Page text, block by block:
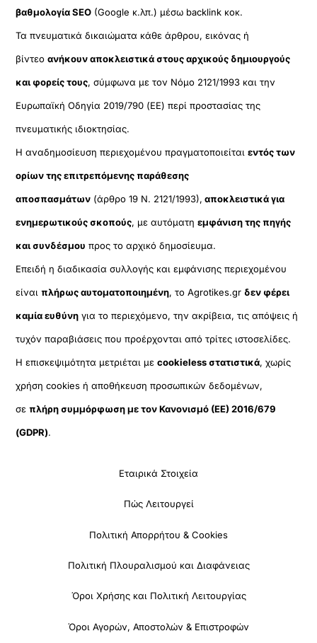
βαθμολογία SEO (Google κ.λπ.) μέσω backlink κοκ.
Τα πνευματικά δικαιώματα κάθε άρθρου, εικόνας ή
βίντεοανήκουν αποκλειστικά στους αρχικούς δημιουργούς
και φορείς τους, σύμφωνα με τον Νόμο 2121/1993 και την
Ευρωπαϊκή Οδηγία 2019/790 (ΕΕ) περί προστασίας της
πνευματικής ιδιοκτησίας.
Η αναδημοσίευση περιεχομένου πραγματοποιείταιεντός των
ορίων της επιτρεπόμενης παράθεσης
αποσπασμάτων (άρθρο 19 Ν. 2121/1993), αποκλειστικά για
ενημερωτικούς σκοπούς, με αυτόματηεμφάνιση της πηγής
και συνδέσμου προς το αρχικό δημοσίευμα.
Επειδή η διαδικασία συλλογής και εμφάνισης περιεχομένου
είναιπλήρως αυτοματοποιημένη, το Agrotikes.gr δεν φέρει
καμία ευθύνη για το περιεχόμενο, την ακρίβεια, τις απόψεις ή
τυχόν παραβιάσεις που προέρχονται από τρίτες ιστοσελίδες.
Η επισκεψιμότητα μετριέται μεcookieless στατιστικά, χωρίς
χρήση cookies ή αποθήκευση προσωπικών δεδομένων,
σεπλήρη συμμόρφωση με τον Κανονισμό (ΕΕ) 2016/679
(GDPR).
Εταιρικά Στοιχεία
Πώς Λειτουργεί
Πολιτική Απορρήτου & Cookies
Πολιτική Πλουραλισμού και Διαφάνειας
Όροι Χρήσης και Πολιτική Λειτουργίας
Όροι Αγορών, Αποστολών & Επιστροφών